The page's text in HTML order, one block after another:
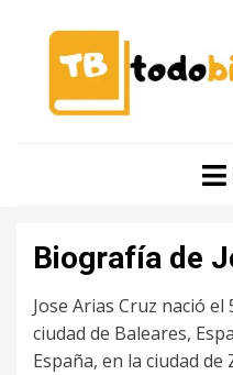
TODO
Biografía de
Jose Arias Cruz nació
ciudad de Baleares,
España, en la ciudad